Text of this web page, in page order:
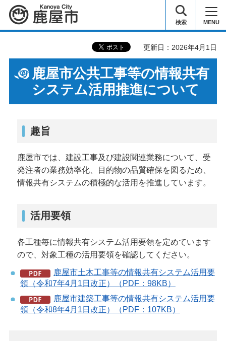
鹿屋市 検索 MENU
更新日：2026年4月1日
鹿屋市公共工事等の情報共有
システム活用推進について
趣旨
鹿屋市では、建設工事及び建設関連業務について、受
発注者の業務効率化、目的物の品質確保を図るため、
情報共有システムの積極的な活用を推進しています。
活用要領
各工種毎に情報共有システム活用要領を定めています
ので、対象工種の活用要領を確認してください。
鹿屋市土木工事等の情報共有システム活用要
領（令和7年4月1日改正）（PDF：98KB）
鹿屋市建築工事等の情報共有システム活用要
領（令和8年4月1日改正）（PDF：107KB）